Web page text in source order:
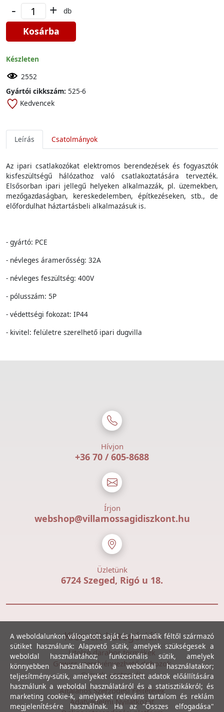
- + db
Kosárba
Készleten
2552
Gyártói cikkszám: 525-6
Kedvencek
Leírás Csatolmányok
Az ipari csatlakozókat elektromos berendezések és fogyasztók
kisfeszültségű hálózathoz való csatlakoztatására tervezték.
Elsősorban ipari jellegű helyeken alkalmazzák, pl. üzemekben,
mezőgazdaságban, kereskedelemben, építkezéseken, stb., de
előfordulhat háztartásbeli alkalmazásuk is.
- gyártó: PCE
- névleges áramerősség: 32A
- névleges feszültség: 400V
- pólusszám: 5P
- védettségi fokozat: IP44
- kivitel: felületre szerelhető ipari dugvilla
Hívjon
+36 70 / 605-8688
Írjon
webshop@villamossagidiszkont.hu
Üzletünk
6724 Szeged, Rigó u 18.
Kiemelt kategóriák
Utolsó darabos termékek
Gewiss szerelvényezhető dobozok
Csövek, csatornák
Általános Szerződési Feltételek
Adatvédelmi Nyilatkozat
A weboldalunkon válogatott saját és harmadik féltől származó
sütiket használunk: Alapvető sütik, amelyek szükségesek a
weboldal használatához; funkcionális sütik, amelyek
könnyebben használhatók a weboldal használatakor;
teljesítmény-sütik, amelyeket összesített adatok előállítására
használunk a weboldal használatáról és a statisztikákról; és
marketing cookie-k, amelyeket releváns tartalom és reklám
megjelenítésére használnak. Ha az "Összes elfogadása"